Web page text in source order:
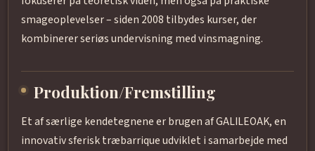
smageoplevelser – siden 2008 tilbydes kurser, der
kombinerer seriøs undervisning med vinsmagning.
Produktion/Fremstilling
Et af særlige kendetegnene er brugen af GALILEOAK, en
innovativ sferisk træbarrique udviklet i samarbejde med